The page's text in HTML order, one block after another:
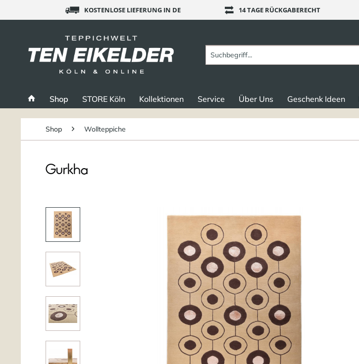
KOSTENLOSE LIEFERUNG IN DE 14 TAGE RÜCKGABERECHT
Shop STORE Köln Kollektionen Service Über Uns Geschenk Ideen
Shop Wollteppiche
Gurkha